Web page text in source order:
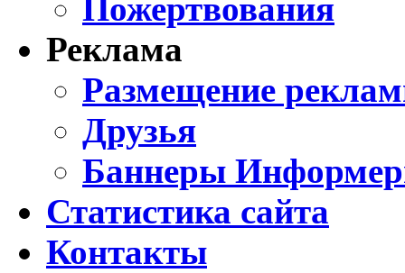
Пожертвования
Реклама
Размещение
Друзья
Баннеры
Статистика сайта
Контакты